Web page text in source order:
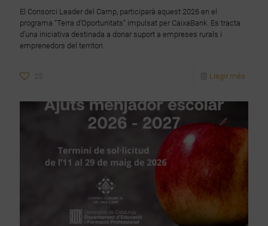
El Consorci Leader del Camp, participarà aquest 2026 en el
programa “Terra d’Oportunitats” impulsat per CaixaBank. Es tracta
d’una iniciativa destinada a donar suport a empreses rurals i
emprenedors del territori.
25 Llegir més